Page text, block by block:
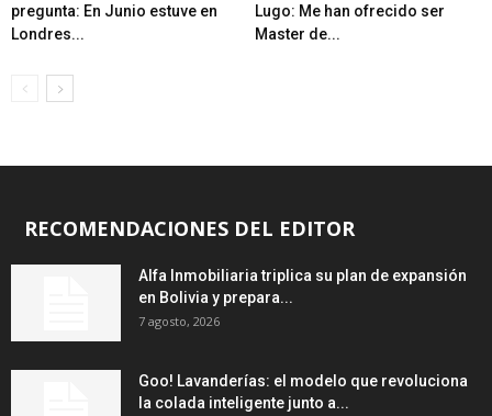
pregunta: En Junio estuve en
Londres...
Lugo: Me han ofrecido ser
Master de...
RECOMENDACIONES DEL EDITOR
Alfa Inmobiliaria triplica su plan de expansión
en Bolivia y prepara...
7 agosto, 2026
Goo! Lavanderías: el modelo que revoluciona
la colada inteligente junto a...